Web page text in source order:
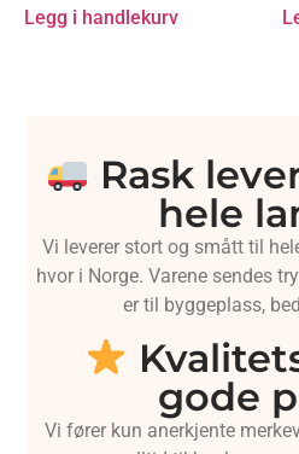
Legg i handlekurv
Rask
hele
Vi leverer stort og smått til
hvor i Norge. Varene sendes
er til byggeplass,
gode
Vi fører kun anerkjente